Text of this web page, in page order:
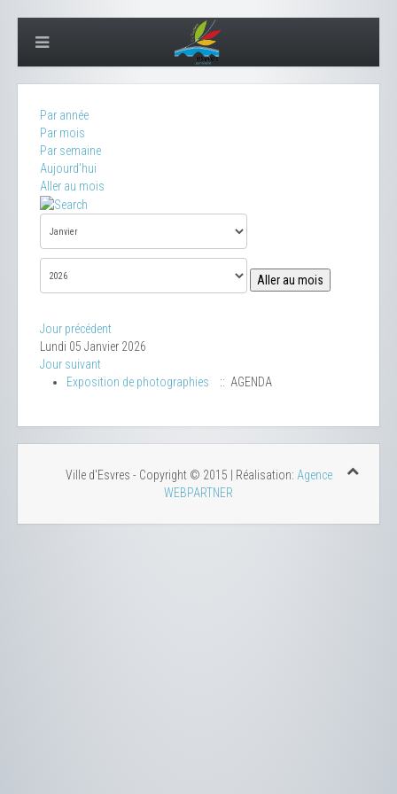
Par année
Par mois
Par semaine
Aujourd'hui
Aller au mois
Aller au mois
Jour précédent
Lundi 05 Janvier 2026
Jour suivant
Exposition de photographies
:: AGENDA
Ville d'Esvres - Copyright © 2015 | Réalisation: Agence
WEBPARTNER